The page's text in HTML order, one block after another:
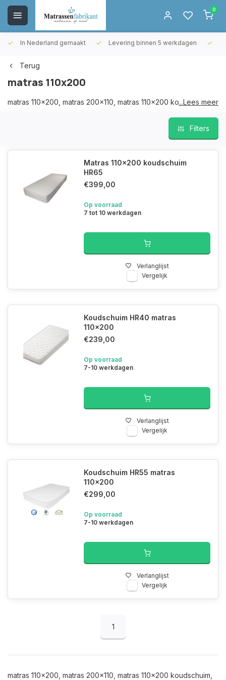
0
In Nederland gemaakt Levering binnen 5 werkdagen
Terug
matras 110x200
matras 110x200, matras 200x110, matras 110x200 koudschuim,
...Lees meer
Filters
Matras 110x200 koudschuim
HR65
€399,00
Op voorraad
7 tot 10 werkdagen
Verlanglijst
Vergelijk
Koudschuim HR40 matras
110x200
€239,00
Op voorraad
7-10 werkdagen
Verlanglijst
Vergelijk
Koudschuim HR55 matras
110x200
€299,00
Op voorraad
7-10 werkdagen
Verlanglijst
Vergelijk
1
matras 110x200, matras 200x110, matras 110x200 koudschuim,